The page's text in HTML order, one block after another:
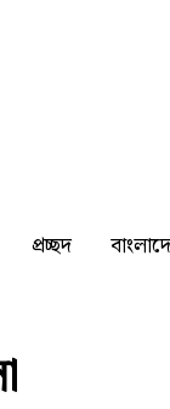
প্রচ্ছদ